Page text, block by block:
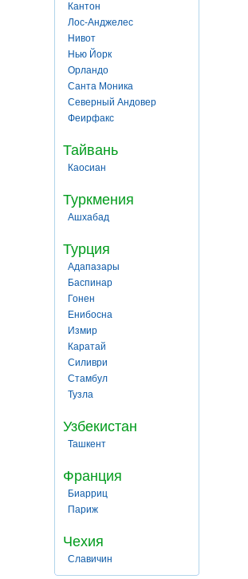
Кантон
Лос-Анджелес
Нивот
Нью Йорк
Орландо
Санта Моника
Северный Андовер
Феирфакс
Тайвань
Каосиан
Туркмения
Ашхабад
Турция
Адапазары
Баспинар
Гонен
Енибосна
Измир
Каратай
Силиври
Стамбул
Тузла
Узбекистан
Ташкент
Франция
Биарриц
Париж
Чехия
Славичин